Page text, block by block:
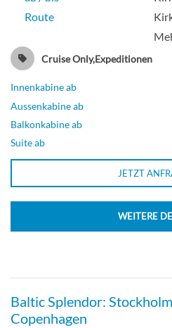
Route
Cruise Only,Expeditionen
Innenkabine ab
Aussenkabine ab
Balkonkabine ab
Suite ab
JETZT
WEITERE
Baltic Splendor:
Copenhagen